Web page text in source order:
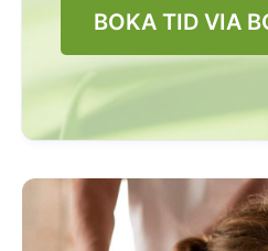
BOKA TID VIA